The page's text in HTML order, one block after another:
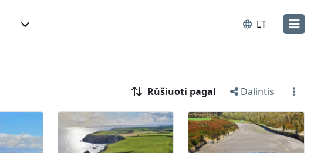
LT
Rūšiuoti pagal Dalintis